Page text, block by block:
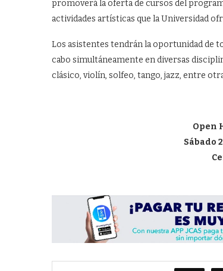
promoverá la oferta de cursos del
actividades artísticas que la Universidad
Los asistentes tendrán la oportunidad de
cabo simultáneamente en diversas
clásico, violín, solfeo, tango, jazz, entre
Open
Sábado